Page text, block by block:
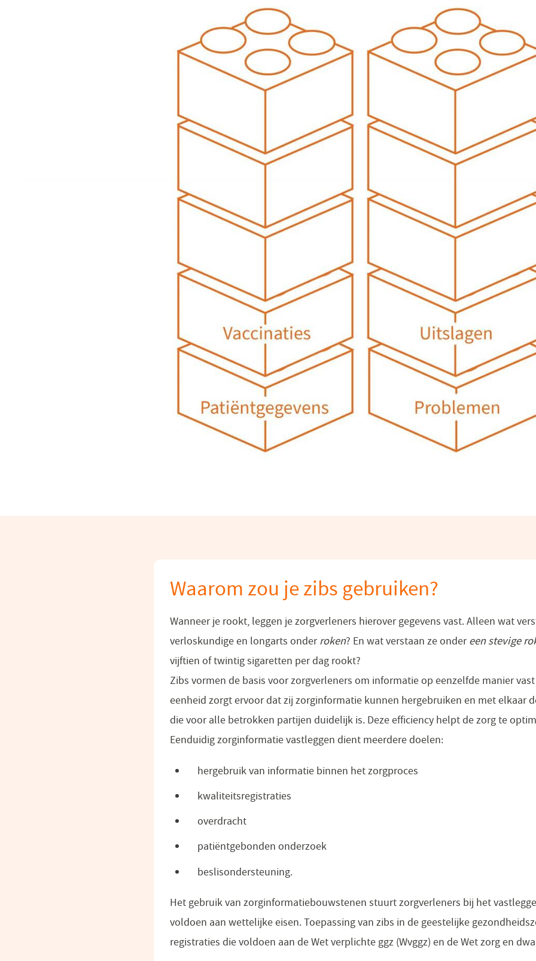
Waarom zou je zibs gebruiken?
Wanneer je rookt, leggen je zorgverleners hierover gegevens vast. Alleen wat
verloskundige en longarts onderroken? En wat verstaan ze ondereen stevige
vijftien of twintig sigaretten per dag rookt?
Zibs vormen de basis voor zorgverleners om informatie op eenzelfde manier
eenheid zorgt ervoor dat zij zorginformatie kunnen hergebruiken en met elkaar
die voor alle betrokken partijen duidelijk is. Deze efficiency helpt de zorg te
Eenduidig zorginformatie vastleggen dient meerdere doelen:
hergebruik van informatie binnen het zorgproces
kwaliteitsregistraties
overdracht
patiëntgebonden onderzoek
beslisondersteuning.
Het gebruik van zorginformatiebouwstenen stuurt zorgverleners bij het
voldoen aan wettelijke eisen. Toepassing van zibs in de geestelijke
registraties die voldoen aan de Wet verplichte ggz (Wvggz) en de Wet zorg en